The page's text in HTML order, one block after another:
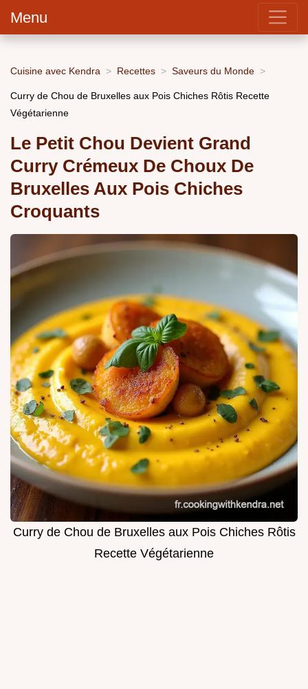
Menu
Cuisine avec Kendra Recettes Saveurs du Monde
Curry de Chou de Bruxelles aux Pois Chiches Rôtis Recette
Végétarienne
Le Petit Chou Devient Grand
Curry Crémeux De Choux De
Bruxelles Aux Pois Chiches
Croquants
Curry de Chou de Bruxelles aux Pois Chiches Rôtis
Recette Végétarienne